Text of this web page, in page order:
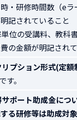
・研修時間数（e
記されていること
位の受講料、教科
の金額が明記され
プション形式(定
す。
ポート助成金につ
る研修等は助成対